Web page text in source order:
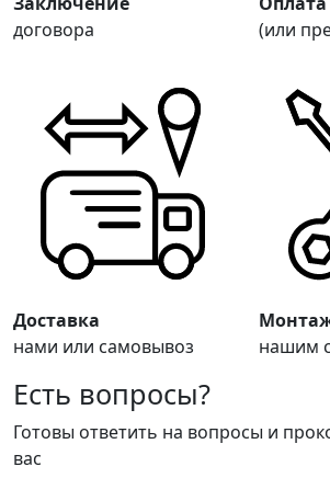
договора
(или
Доставка
нами или самовывоз
нашим
Есть вопросы?
Готовы ответить на вопросы и
вас